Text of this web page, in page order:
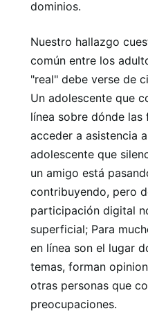
dominios.
Nuestro hallazgo
común entre los
"real" debe verse de
Un adolescente que
línea sobre dónde las
acceder a asistencia
adolescente que
un amigo está
contribuyendo, pero
participación digital
superficial; Para
en línea son el lugar
temas, forman
otras personas que
preocupaciones.